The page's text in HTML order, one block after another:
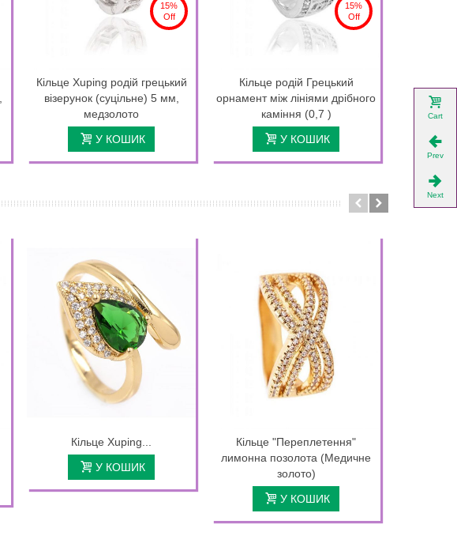
15%
Off
Кільце Xuping родій грецький
візерунок (суцільне) 5 мм,
медзолото
У КОШИК
15%
Off
Кільце родій Грецький
орнамент між лініями дрібного
каміння (0,7 )
У КОШИК
Кільце Xuping...
У КОШИК
Кільце "Переплетення"
лимонна позолота (Медичне
золото)
У КОШИК
Cart
Prev
Next